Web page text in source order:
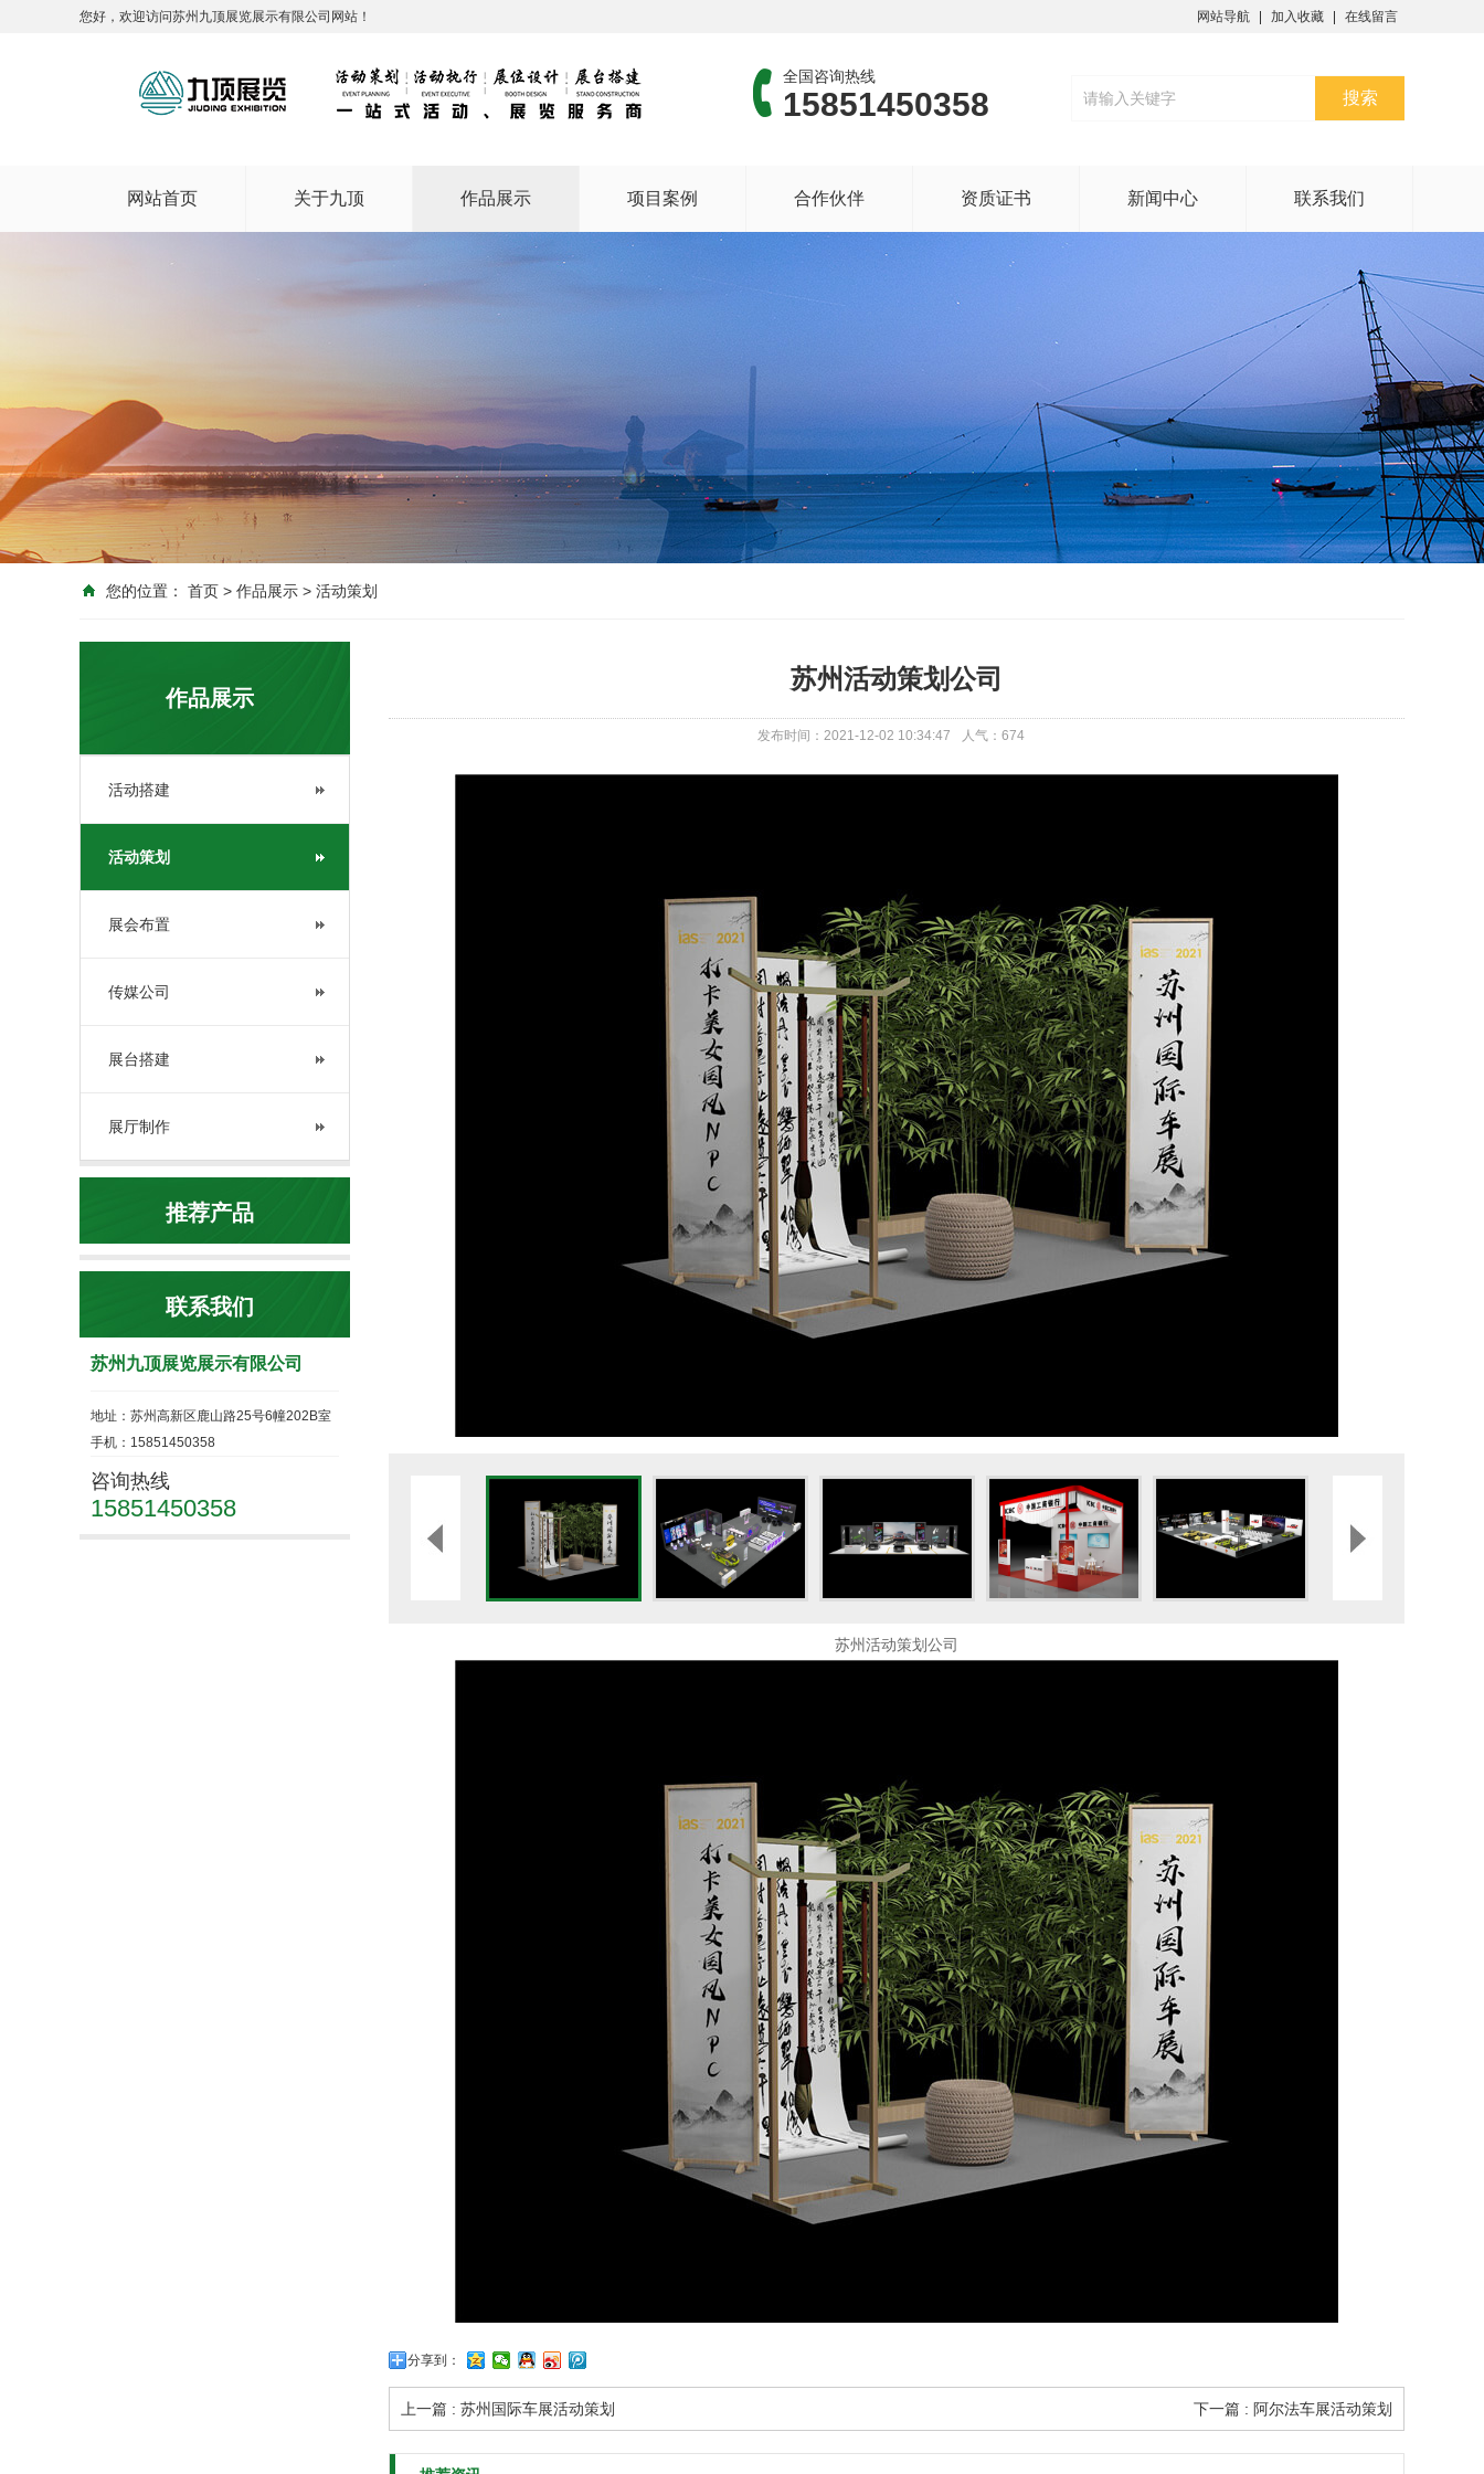
您好，欢迎访问苏州九顶展览展示有限公司网站！ 网站导航 加入收藏 在线留言
全国咨询热线
15851450358
网站首页 关于九顶 作品展示 项目案例 合作伙伴 资质证书 新闻中心 联系我们
您的位置： 首页 > 作品展示 > 活动策划
作品展示
活动搭建
活动策划
展会布置
传媒公司
展台搭建
展厅制作
推荐产品
联系我们
苏州九顶展览展示有限公司
地址：苏州高新区鹿山路25号6幢202B室
手机：15851450358
咨询热线
15851450358
苏州活动策划公司
发布时间：2021-12-02 10:34:47 人气： 674
苏州活动策划公司
分享到：
上一篇 : 苏州国际车展活动策划 下一篇 : 阿尔法车展活动策划